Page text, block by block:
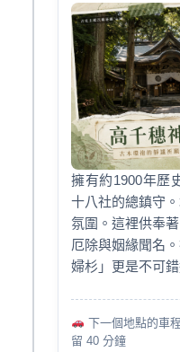
擁有約1900年歷
十八社的總鎮守
氛圍。這裡供奉
厄除與姻緣聞名
婦杉」更是不可
下一個地點的車
留 40 分鐘